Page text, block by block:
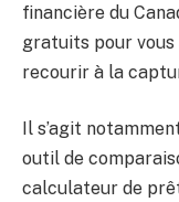
financière du
gratuits pour
recourir à la
Il s’agit
outil de
calculateur de